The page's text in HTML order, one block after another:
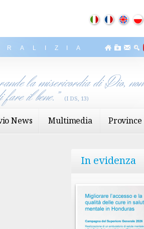
News Multimedia Province
la misericordia di Dio, non
fare il bene.” (I DS, 13)
In evidenza